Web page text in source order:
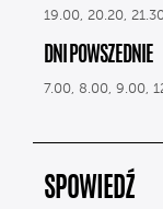
19.00, 20.20,
DNI POWSZEDNIE
7.00, 8.00, 9.00,
SPOWIEDŹ